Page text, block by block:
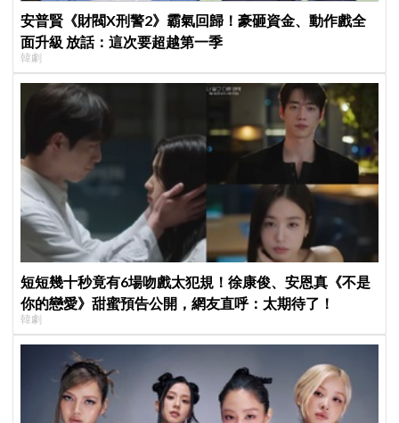
安普賢《財閥X刑警2》霸氣回歸！豪砸資金、動作戲全
面升級 放話：這次要超越第一季
韓劇
短短幾十秒竟有6場吻戲太犯規！徐康俊、安恩真《不是
你的戀愛》甜蜜預告公開，網友直呼：太期待了！
韓劇